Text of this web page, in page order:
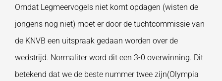
Omdat Legmeervogels niet komt opdagen (wisten de
jongens nog niet) moet er door de tuchtcommissie van
de KNVB een uitspraak gedaan worden over de
wedstrijd. Normaliter word dit een 3-0 overwinning. Dit
betekend dat we de beste nummer twee zijn(Olympia